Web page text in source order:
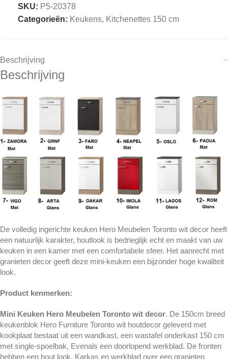
SKU: P5-20378
Categorieën: Keukens, Kitchenettes 150 cm
Beschrijving
Beschrijving
De volledig ingerichte keuken Hero Meubelen Toronto wit decor heeft
een natuurlijk karakter, houtlook is bedrieglijk echt en maakt van uw
keuken in een kamer met een comfortabele sfeer. Het aanrecht met
granieten decor geeft deze mini-keuken een bijzonder hoge kwaliteit
look.
Product kenmerken:
Mini Keuken Hero Meubelen Toronto wit decor. De 150cm breed
keukenblok Hero Furniture Toronto wit houtdecor geleverd met
kookplaat bestaat uit een wandkast, een wastafel onderkast 150 cm
met single-spoelbak, Evenals een doorlopend werkblad. De fronten
hebben een hout look, Karkas en werkblad over een granieten